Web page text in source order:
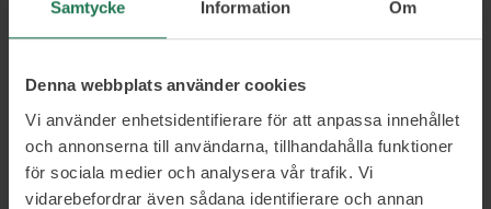
Samtycke Information Om
Denna webbplats använder cookies
Vi använder enhetsidentifierare för att anpassa innehållet
och annonserna till användarna, tillhandahålla funktioner
för sociala medier och analysera vår trafik. Vi
vidarebefordrar även sådana identifierare och annan
Mansur ’Manne’ Köyluoglu
Sverigeledande Effektivitetsexpert med fokus på att skapa